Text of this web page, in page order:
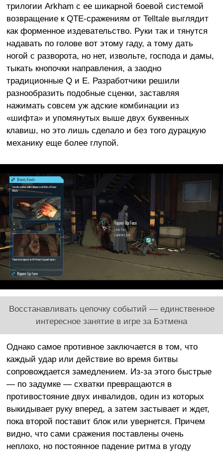
трилогии Arkham с ее шикарной боевой системой
возвращение к QTE-сражениям от Telltale выглядит
как форменное издевательство. Руки так и тянутся
надавать по голове вот этому гаду, а тому дать
ногой с разворота, но нет, извольте, господа и дамы,
тыкать кнопочки направления, а заодно
традиционные Q и E. Разработчики решили
разнообразить подобные сценки, заставляя
нажимать совсем уж адские комбинации из
«шифта» и упомянутых выше двух буквенных
клавиш, но это лишь сделало и без того дурацкую
механику еще более глупой.
Восстанавливать цепочку событий — единственное
интересное занятие в игре за Бэтмена
Однако самое противное заключается в том, что
каждый удар или действие во время битвы
сопровождается замедлением. Из-за этого быстрые
—по задумке —схватки превращаются в
противостояние двух инвалидов, один из которых
выкидывает руку вперед, а затем застывает и ждет,
пока второй поставит блок или увернется. Причем
видно, что сами сражения поставлены очень
неплохо, но постоянное падение ритма в угоду